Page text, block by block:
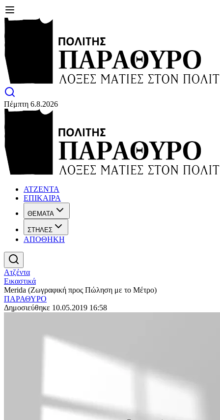
Πέμπτη 6.8.2026
ΑΤΖΕΝΤΑ
ΕΠΙΚΑΙΡΑ
ΘΕΜΑΤΑ
ΣΤΗΛΕΣ
ΑΠΟΘΗΚΗ
Ατζέντα
Εικαστικά
Merida (Ζωγραφική προς Πώληση με το Μέτρο)
ΠΑΡΑΘΥΡΟ
Δημοσιεύθηκε 10.05.2019 16:58